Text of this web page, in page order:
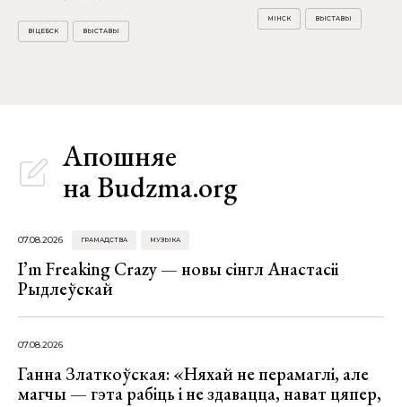
ВІЦЕБСК ВЫСТАВЫ
МІНСК ВЫСТАВЫ
Апошняе
на Budzma.org
07.08.2026 ГРАМАДСТВА МУЗЫКА
I’m Freaking Crazy — новы сінгл Анастасіі
Рыдлеўскай
07.08.2026
Ганна Златкоўская: «Няхай не перамаглі, але
магчы — гэта рабіць і не здавацца, нават цяпер,